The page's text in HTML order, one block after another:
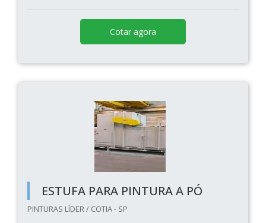
Cotar agora
ESTUFA PARA PINTURA A PÓ
PINTURAS LÍDER / COTIA - SP